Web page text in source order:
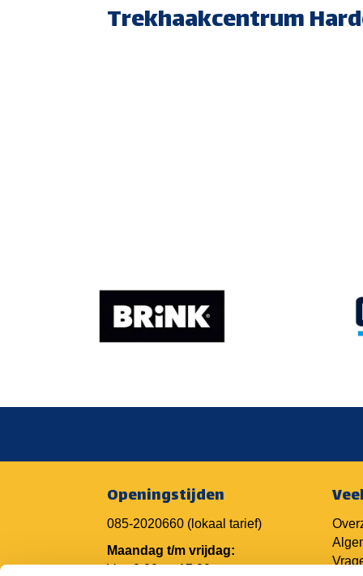
Trekhaakcentrum
Openingstijden
085-2020660 (lokaal tarief)
Maandag t/m vrijdag:
Van 8.00 tot 17.30 uur